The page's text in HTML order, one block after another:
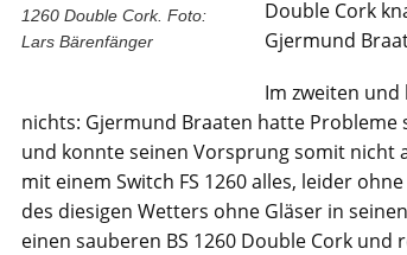
1260 Double Cork. Foto:
Lars Bärenfänger
Double Cork
Gjermund
Im zweiten und
nichts: Gjermund Braaten hatte Probleme
und konnte seinen Vorsprung somit nicht
mit einem Switch FS 1260 alles, leider
des diesigen Wetters ohne Gläser in seinen
einen sauberen BS 1260 Double Cork